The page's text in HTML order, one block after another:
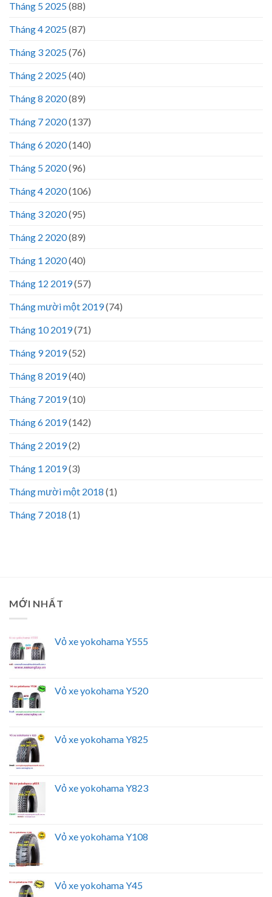
Tháng 5 2025(88)
Tháng 4 2025(87)
Tháng 3 2025(76)
Tháng 2 2025(40)
Tháng 8 2020(89)
Tháng 7 2020(137)
Tháng 6 2020(140)
Tháng 5 2020(96)
Tháng 4 2020(106)
Tháng 3 2020(95)
Tháng 2 2020(89)
Tháng 1 2020(40)
Tháng 12 2019(57)
Tháng mười một 2019(74)
Tháng 10 2019(71)
Tháng 9 2019(52)
Tháng 8 2019(40)
Tháng 7 2019(10)
Tháng 6 2019(142)
Tháng 2 2019(2)
Tháng 1 2019(3)
Tháng mười một 2018 (1)
Tháng 7 2018 (1)
MỚI NHẤT
Vỏ xe yokohama Y555
Vỏ xe yokohama Y520
Vỏ xe yokohama Y825
Vỏ xe yokohama Y823
Vỏ xe yokohama Y108
Vỏ xe yokohama Y45